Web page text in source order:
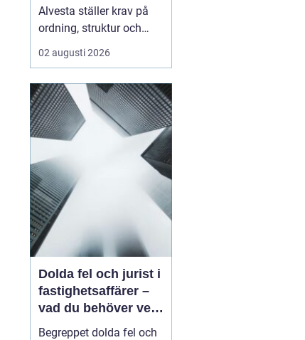
Alvesta ställer krav på
ordning, struktur och
trygghet i ekonomin.
Många företagare vill
försäljning och
verksamhet inte på
bokföring,
kvittoredovisning och
rapporter. Därför väljer
allt fler att samarbet...
02 augusti 2026
Dolda fel och jurist i
fastighetsaffärer –
vad du behöver veta
när fel upptäcks
Begreppet dolda fel och